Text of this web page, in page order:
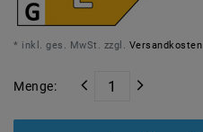
* inkl. ges. MwSt. zzgl. Versandkosten
Menge: